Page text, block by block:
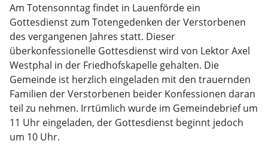
Am Totensonntag findet in Lauenförde ein
Gottesdienst zum Totengedenken der Verstorbenen
des vergangenen Jahres statt. Dieser
überkonfessionelle Gottesdienst wird von Lektor Axel
Westphal in der Friedhofskapelle gehalten. Die
Gemeinde ist herzlich eingeladen mit den trauernden
Familien der Verstorbenen beider Konfessionen daran
teil zu nehmen. Irrtümlich wurde im Gemeindebrief um
11 Uhr eingeladen, der Gottesdienst beginnt jedoch
um 10 Uhr.